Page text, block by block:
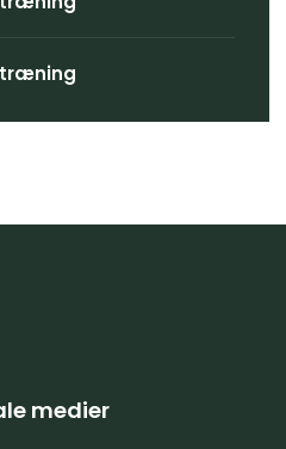
træning
medier